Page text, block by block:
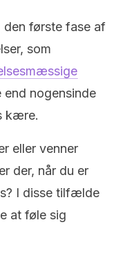
første fase af
, som
end nogensinde
kære.
eller venner
der, når du er
I disse tilfælde
at føle sig